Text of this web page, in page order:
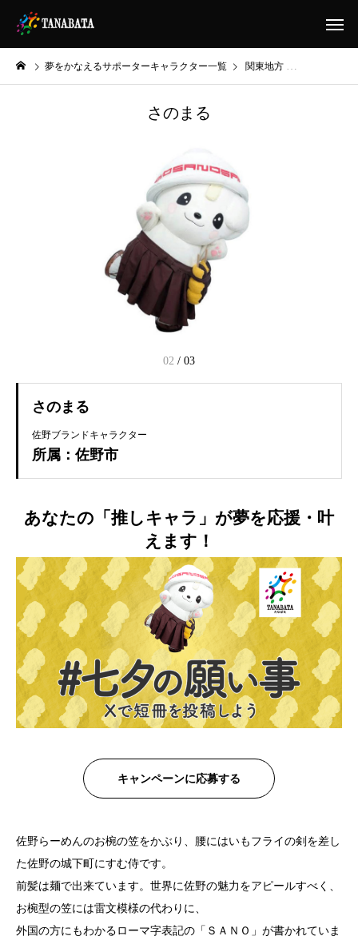
夢をかなえるサポーターキャラクター一覧 関東地方 あなたの夢を
さのまる
02 / 03
さのまる
佐野ブランドキャラクター
所属：佐野市
あなたの「推しキャラ」が夢を応援・叶
えます！
キャンペーンに応募する
佐野らーめんのお椀の笠をかぶり、腰にはいもフライの剣を差し
た佐野の城下町にすむ侍です。
前髪は麺で出来ています。世界に佐野の魅力をアピールすべく、
お椀型の笠には雷文模様の代わりに、
外国の方にもわかるローマ字表記の「ＳＡＮＯ」が書かれていま